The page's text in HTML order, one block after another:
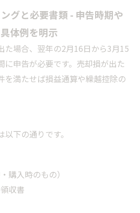
グと必要書類 - 申告時期や
体例を明示
た場合、翌年の2月16日から3月15
に申告が必要です。売却損が出た
を満たせば損益通算や繰越控除の
下の通りです。
購入時のもの）
収書